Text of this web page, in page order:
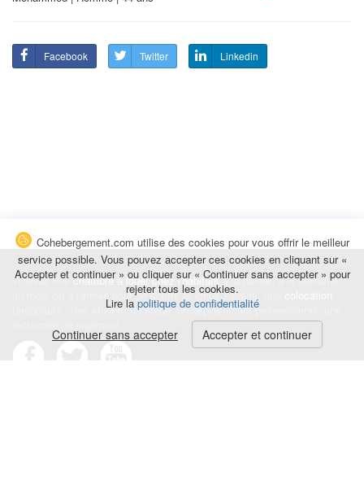
Facebook Twitter Linkedin
Trouvez unechambre à louer chez l'habitantà la nuitée, à la semaine,
au mois ou à l'année pour de courts et longs séjours, une
temporaire : des études, un stage, un déplacement professionnel, une
Cohebergement.com utilise des cookies pour vous offrir le meilleur
service possible. Vous pouvez accepter ces cookies en cliquant sur «
Accepter et continuer » ou cliquer sur « Continuer sans accepter » pour
rejeter tous les cookies.
Lire la politique de confidentialité
Continuer sans accepter Accepter et continuer